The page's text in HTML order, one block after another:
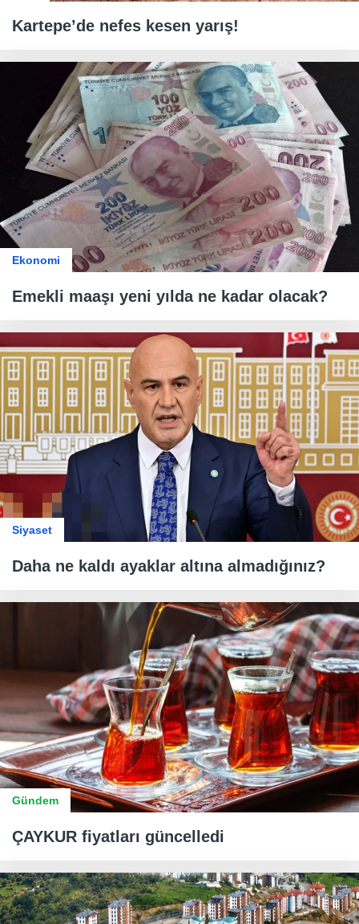
Kartepe’de nefes kesen yarış!
Ekonomi
Emekli maaşı yeni yılda ne kadar olacak?
Siyaset
Daha ne kaldı ayaklar altına almadığınız?
Gündem
ÇAYKUR fiyatları güncelledi